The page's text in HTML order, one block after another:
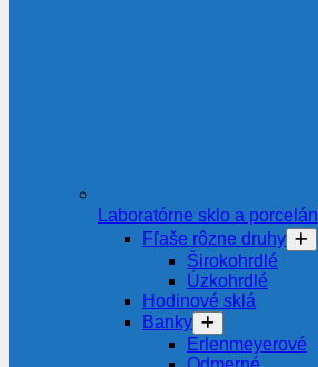
Laboratórne sklo a porcelán
Fľaše rôzne druhy
Širokohrdlé
Úzkohrdlé
Hodinové sklá
Banky
Erlenmeyerové